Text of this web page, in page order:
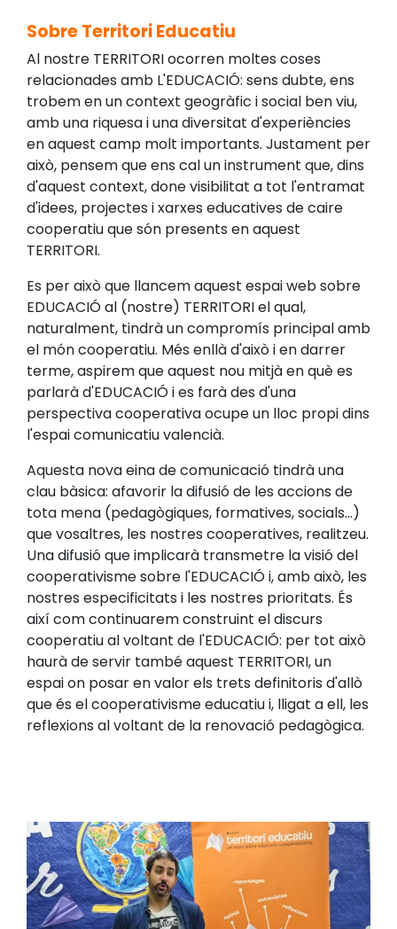
Sobre Territori Educatiu
Al nostre TERRITORI ocorren moltes coses
relacionades amb L'EDUCACIÓ: sens dubte, ens
trobem en un context geogràfic i social ben viu,
amb una riquesa i una diversitat d'experiències
en aquest camp molt importants. Justament per
això, pensem que ens cal un instrument que, dins
d'aquest context, done visibilitat a tot l'entramat
d'idees, projectes i xarxes educatives de caire
cooperatiu que són presents en aquest
TERRITORI.
Es per això que llancem aquest espai web sobre
EDUCACIÓ al (nostre) TERRITORI el qual,
naturalment, tindrà un compromís principal amb
el món cooperatiu. Més enllà d'això i en darrer
terme, aspirem que aquest nou mitjà en què es
parlarà d'EDUCACIÓ i es farà des d'una
perspectiva cooperativa ocupe un lloc propi dins
l'espai comunicatiu valencià.
Aquesta nova eina de comunicació tindrà una
clau bàsica: afavorir la difusió de les accions de
tota mena (pedagògiques, formatives, socials...)
que vosaltres, les nostres cooperatives, realitzeu.
Una difusió que implicarà transmetre la visió del
cooperativisme sobre l'EDUCACIÓ i, amb això, les
nostres especificitats i les nostres prioritats. És
així com continuarem construint el discurs
cooperatiu al voltant de l'EDUCACIÓ: per tot això
haurà de servir també aquest TERRITORI, un
espai on posar en valor els trets definitoris d'allò
que és el cooperativisme educatiu i, lligat a ell, les
reflexions al voltant de la renovació pedagògica.